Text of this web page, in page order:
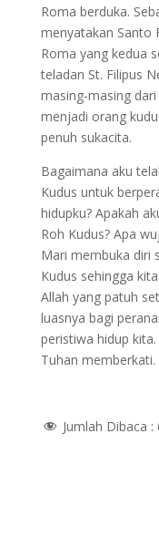
Roma berduka.
menyatakan Santo
Roma yang kedua
teladan St. Filipus
masing-masing
menjadi orang
penuh sukacita.
Bagaimana aku
Kudus untuk
hidupku? Apakah
Roh Kudus? Apa
Mari membuka diri
Kudus sehingga
Allah yang patuh
luasnya bagi
peristiwa hidup kita.
Tuhan
Jumlah Dibaca :